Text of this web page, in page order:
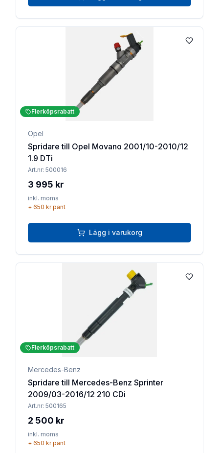
Lägg till
Flerköpsrabatt
Opel
Spridare till Opel Movano 2001/10-2010/12
1.9 DTi
Art.nr: 500016
3 995 kr
inkl. moms
+ 650 krpant
Lägg i varukorg
Lägg till
Flerköpsrabatt
Mercedes-Benz
Spridare till Mercedes-Benz Sprinter
2009/03-2016/12 210 CDi
Art.nr: 500165
2 500 kr
inkl. moms
+ 650 krpant